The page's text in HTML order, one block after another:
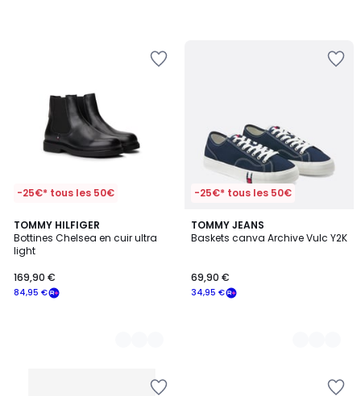
-25€* tous les 50€
TOMMY HILFIGER
Bottines Chelsea en cuir ultra
light
84,95 €
169,90 €
2
Couleurs
-25€* tous les 50€
TOMMY JEANS
Baskets canva Archive Vulc Y2K
34,95 €
69,90 €
2
Couleurs